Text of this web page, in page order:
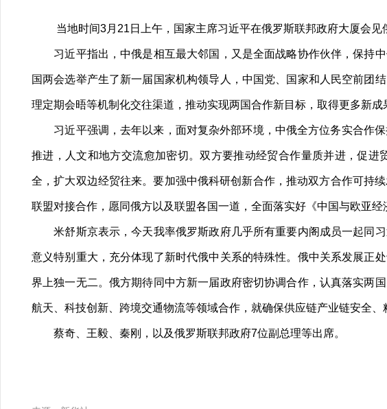
当地时间3月21日上午，国家主席习近平在俄罗斯联邦政府大厦会见
习近平指出，中俄是相互最大邻国，又是全面战略协作伙伴，保持中
国两会选举产生了新一届国家机构领导人，中国党、国家和人民空前团
理定期会晤等机制化交往渠道，推动实现两国合作新目标，取得更多新成
习近平强调，去年以来，面对复杂外部环境，中俄全方位务实合作保
推进，人文和地方交流愈加密切。双方要推动经贸合作量质并进，促
全，扩大双边经贸往来。要加强中俄科研创新合作，推动双方合作可持
联盟对接合作，愿同俄方以及联盟各国一道，全面落实好《中国与欧亚
米舒斯京表示，今天我率俄罗斯政府几乎所有重要内阁成员一起同习
意义特别重大，充分体现了新时代俄中关系的特殊性。俄中关系发展正
界上独一无二。俄方期待同中方新一届政府密切协调合作，认真落实两
航天、科技创新、跨境交通物流等领域合作，就确保供应链产业链安全
蔡奇、王毅、秦刚，以及俄罗斯联邦政府7位副总理等出席。